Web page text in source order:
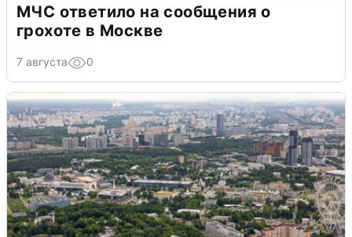
МЧС ответило на сообщения о
грохоте в Москве
7 августа 0